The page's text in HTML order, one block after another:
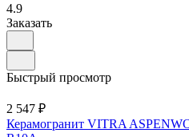
4.9
Заказать
Быстрый просмотр
2 547 ₽
Керамогранит VITRA